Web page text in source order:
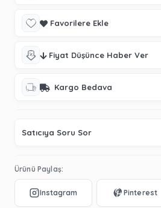
Favorilere Ekle
Fiyat Düşünce Haber Ver
Kargo Bedava
Satıcıya Soru Sor
Ürünü Paylaş: